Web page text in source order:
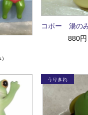
コポー 湯の
880円